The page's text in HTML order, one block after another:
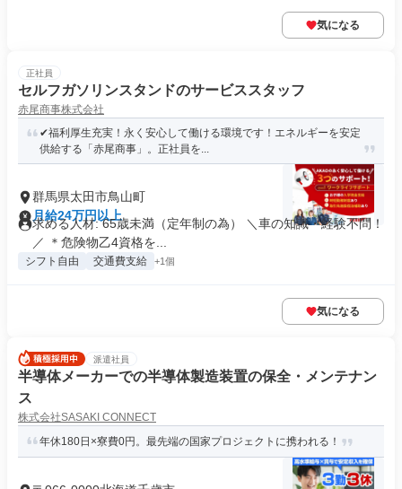
気になる
正社員
セルフガソリンスタンドのサービススタッフ
赤尾商事株式会社
✔福利厚生充実！永く安心して働ける環境です！エネルギーを安定
供給する「赤尾商事」。正社員を...
群馬県太田市鳥山町
月給24万円以上
求める人材: 65歳未満（定年制の為） ＼車の知識・経験不問！
／ ＊危険物乙4資格を...
シフト自由 交通費支給 +1個
気になる
派遣社員
半導体メーカーでの半導体製造装置の保全・メンテナン
ス
株式会社SASAKI CONNECT
年休180日×寮費0円。最先端の国家プロジェクトに携われる！